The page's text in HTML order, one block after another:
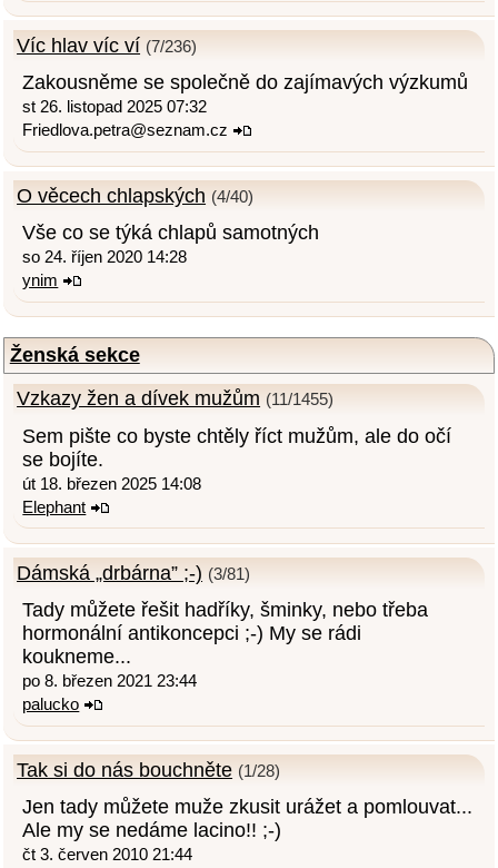
Víc hlav víc ví (7/236)
Zakousněme se společně do zajímavých výzkumů
st 26. listopad 2025 07:32
Friedlova.petra@seznam.cz
O věcech chlapských (4/40)
Vše co se týká chlapů samotných
so 24. říjen 2020 14:28
ynim
Ženská sekce
Vzkazy žen a dívek mužům (11/1455)
Sem pište co byste chtěly říct mužům, ale do očí
se bojíte.
út 18. březen 2025 14:08
Elephant
Dámská „drbárna” ;-) (3/81)
Tady můžete řešit hadříky, šminky, nebo třeba
hormonální antikoncepci ;-) My se rádi
koukneme...
po 8. březen 2021 23:44
palucko
Tak si do nás bouchněte (1/28)
Jen tady můžete muže zkusit urážet a pomlouvat...
Ale my se nedáme lacino!! ;-)
čt 3. červen 2010 21:44